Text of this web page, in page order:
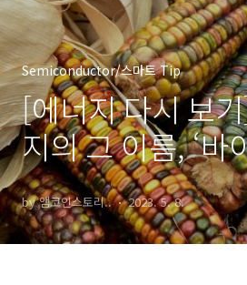
Semiconductor/스마트 Tip
[에너지 다시 보
지의 그 이름, ‘바
by 앰코인스토리.. 2023. 5. 8.